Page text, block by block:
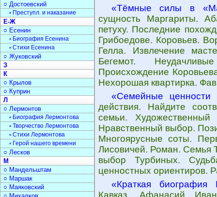
«Тёмные силы в
сущность Маргариты.
петуху. Последние
Грибоедове. Коровьев.
Гелла. Извлечение
Бегемот.
Происхождение
Нехорошая квартирка.
«Семейные ценности
действия. Найдите
семьи.
Нравственный выбор.
Многоярусные соты.
Лисовичей. Роман. Семья
выбор Турбиных.
ценностных ориентиров.
«Краткая биография
Кавказ. Афанасий
○ Достоевский
▫ Преступл. и наказание
Е-Ж
○ Есенин
▫ Биография Есенина
▫ Стихи Есенина
○ Жуковский
З
К
○ Крылов
○ Куприн
Л
○ Лермонтов
▫ Биография Лермонтова
▫ Творчество Лермонтова
▫ Стихи Лермонтова
▫ Герой нашего времени
○ Лесков
М
○ Мандельштам
○ Маршак
○ Маяковский